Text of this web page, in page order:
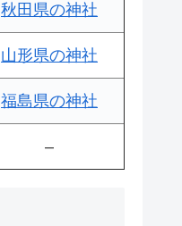
秋田県の神社
山形県の神社
福島県の神社
–